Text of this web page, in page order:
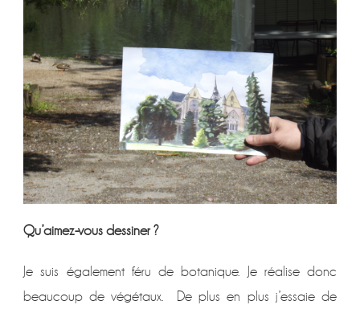
Qu’aimez-vous dessiner ?
Je suis également féru de botanique. Je réalise donc
beaucoup de végétaux. De plus en plus j’essaie de